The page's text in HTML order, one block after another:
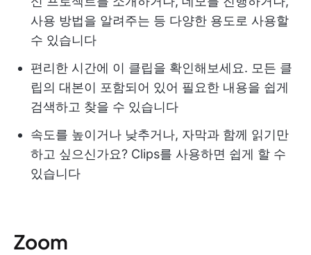
사용 방법을 알려주는 등 다양한 용도로 사용할
수 있습니다
편리한 시간에 이 클립을 확인해보세요. 모든 클
립의 대본이 포함되어 있어 필요한 내용을 쉽게
검색하고 찾을 수 있습니다
속도를 높이거나 낮추거나, 자막과 함께 읽기만
하고 싶으신가요? Clips를 사용하면 쉽게 할 수
있습니다
Zoom